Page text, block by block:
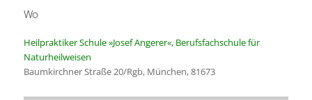
Wo
Heilpraktiker Schule »Josef Angerer«, Berufsfachschule für
Naturheilweisen
Baumkirchner Straße 20/Rgb, München, 81673